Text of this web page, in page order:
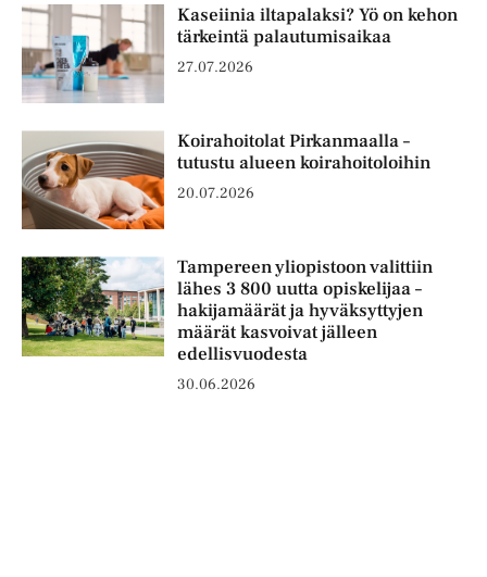
Kaseiinia iltapalaksi? Yö on kehon
tärkeintä palautumisaikaa
27.07.2026
Koirahoitolat Pirkanmaalla –
tutustu alueen koirahoitoloihin
20.07.2026
Tampereen yliopistoon valittiin
lähes 3 800 uutta opiskelijaa –
hakijamäärät ja hyväksyttyjen
määrät kasvoivat jälleen
edellisvuodesta
30.06.2026